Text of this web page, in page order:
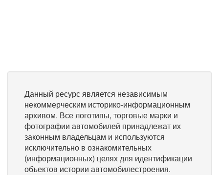
Данный ресурс является независимым
некоммерческим историко-информационным
архивом. Все логотипы, торговые марки и
фотографии автомобилей принадлежат их
законным владельцам и используются
исключительно в ознакомительных
(информационных) целях для идентификации
объектов истории автомобилестроения.